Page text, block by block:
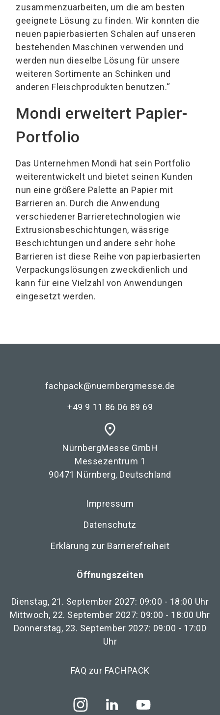
zusammenzuarbeiten, um die am besten
geeignete Lösung zu finden. Wir konnten die
neuen papierbasierten Schalen auf unseren
bestehenden Maschinen verwenden und
werden nun dieselbe Lösung für unsere
weiteren Sortimente an Schinken und
anderen Fleischprodukten benutzen.“
Mondi erweitert Papier-
Portfolio
Das Unternehmen Mondi hat sein Portfolio
weiterentwickelt und bietet seinen Kunden
nun eine größere Palette an Papier mit
Barrieren an. Durch die Anwendung
verschiedener Barrieretechnologien wie
Extrusionsbeschichtungen, wässrige
Beschichtungen und andere sehr hohe
Barrieren ist diese Reihe von papierbasierten
Verpackungslösungen zweckdienlich und
kann für eine Vielzahl von Anwendungen
eingesetzt werden.
fachpack@nuernbergmesse.de
+49 9 11 86 06 89 69
place
NürnbergMesse GmbH
Messezentrum 1
90471 Nürnberg, Deutschland
Impressum
Datenschutz
Erklärung zur Barrierefreiheit
Öffnungszeiten
Dienstag, 21. September 2027: 09:00 - 18:00 Uhr
Mittwoch, 22. September 2027: 09:00 - 18:00 Uhr
Donnerstag, 23. September 2027: 09:00 - 17:00
Uhr
FAQ zur FACHPACK